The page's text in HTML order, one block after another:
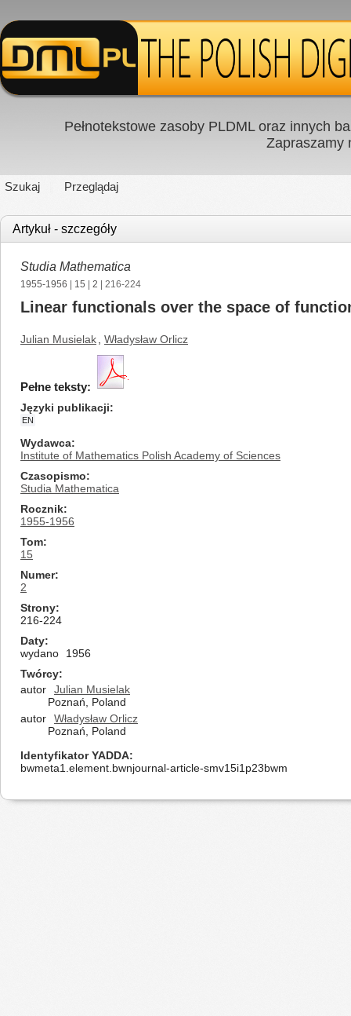
Pełnotekstowe zasoby PLDML oraz innych
Zapraszamy
Szukaj Przeglądaj
Artykuł - szczegóły
Studia Mathematica
1955-1956 15 2 | 216-224
Linear functionals over the space of
Julian Musielak Władysław Orlicz
Pełne teksty:
Języki publikacji
EN
Wydawca
Institute of Mathematics Polish Academy of Sciences
Czasopismo
Studia Mathematica
Rocznik
1955-1956
Tom
15
Numer
2
Strony
216-224
Daty
wydano
1956
Twórcy
autor
Julian Musielak
Poznań, Poland
autor
Władysław Orlicz
Poznań, Poland
Identyfikator YADDA
bwmeta1.element.bwnjournal-article-smv15i1p23bwm